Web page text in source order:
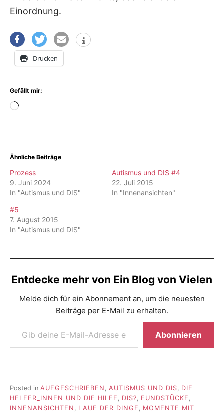
Einordnung.
Drucken
Gefällt mir:
Wird
Ähnliche Beiträge
Prozess
9. Juni 2024
In "Autismus und DIS"
Autismus und DIS #4
22. Juli 2015
In "Innenansichten"
#5
7. August 2015
In "Autismus und DIS"
Entdecke mehr von Ein Blog von Vielen
Melde dich für ein Abonnement an, um die neuesten
Beiträge per E-Mail zu erhalten.
Gib deine E-Mail-Adresse ein ...
Abonnieren
Posted in AUFGESCHRIEBEN AUTISMUS UND DIS
DIE
HELFER_INNEN UND DIE HILFE
DIS? FUNDSTÜCKE
INNENANSICHTEN
LAUF DER DINGE
MOMENTE MIT